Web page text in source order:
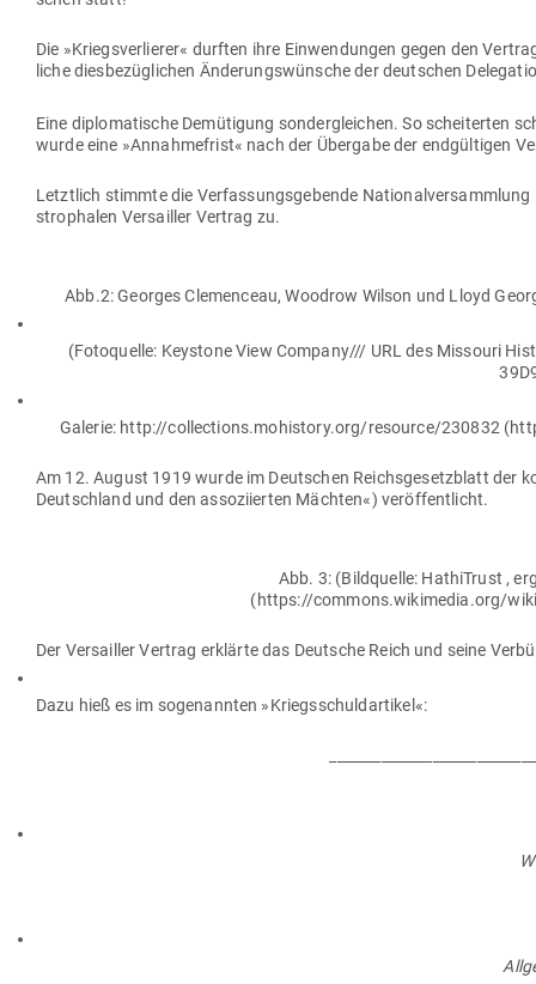
Die »Kriegs­ver­lierer« durften ihre Ein­wen­dungen gegen den
liche dies­be­züg­lichen Ände­rungs­wünsche der deut­schen
Eine diplo­ma­tische Demü­tigung son­der­gleichen. So schei­terten
wurde eine »Annah­me­frist« nach der Übergabe der end­gül­tigen
Letztlich stimmte die Ver­fas­sungs­ge­bende
stro­phalen Ver­sailler Vertrag zu.
Abb.2: Georges Cle­menceau, Woodrow Wilson und Lloyd
(Foto­quelle: Key­stone View Company/// URL des Mis­souri
Galerie: http://collections.mohistory.org/resource/230832
Am 12. August 1919 wurde im Deut­schen Reichs­ge­setz­blatt der
Deutschland und den asso­zi­ierten Mächten«) veröffentlicht.
Abb. 3: (Bild­quelle: Hathi­Trust ,
(https://commons.wikimedia.org/
Der Ver­sailler Vertrag erklärte das Deutsche Reich und seine
Dazu hieß es im soge­nannten »Kriegs­schuld­ar­tikel«: